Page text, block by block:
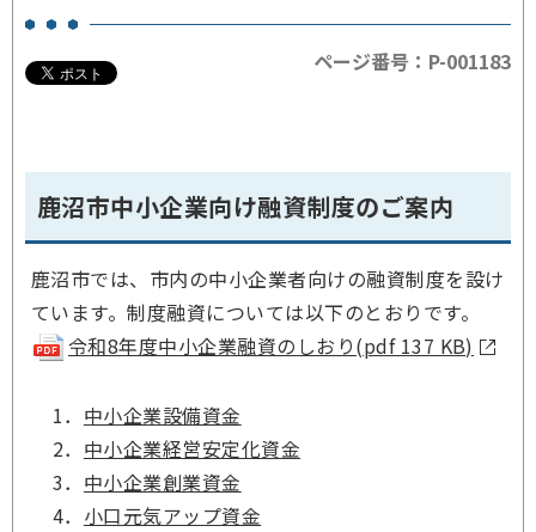
ページ番号：P-001183
鹿沼市中小企業向け融資制度のご案内
鹿沼市では、市内の中小企業者向けの融資制度を設け
ています。制度融資については以下のとおりです。
令和8年度中小企業融資のしおり(pdf 137 KB)
1． 中小企業設備資金
2． 中小企業経営安定化資金
3． 中小企業創業資金
4． 小口元気アップ資金